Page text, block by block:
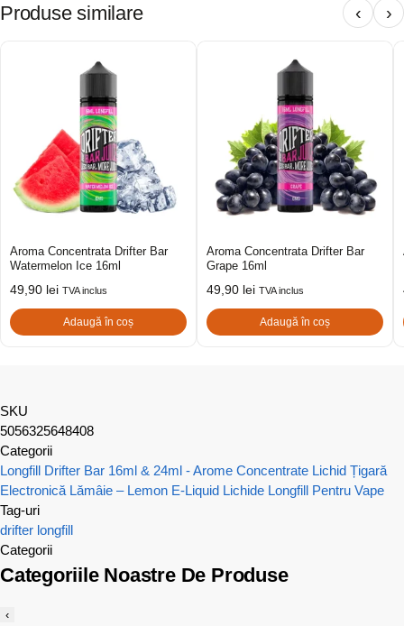
Produse similare ‹ ›
Aroma Concentrata Drifter Bar
Watermelon Ice 16ml
49,90 lei TVA inclus
Adaugă în coș
Aroma Concentrata Drifter Bar
Grape 16ml
49,90 lei TVA inclus
Adaugă în coș
SKU
5056325648408
Categorii
Longfill Drifter Bar 16ml & 24ml - Arome Concentrate Lichid Țigară
Electronică Lămâie – Lemon E-Liquid Lichide Longfill Pentru Vape
Tag-uri
drifter longfill
Categorii
Categoriile Noastre De Produse
‹